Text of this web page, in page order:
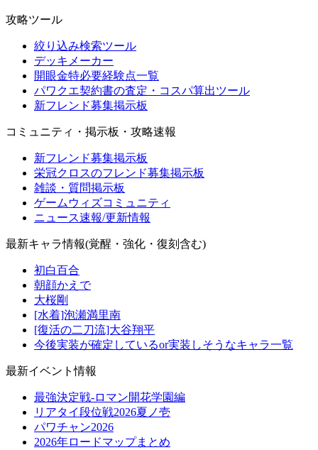
攻略ツール
絞り込み検索ツール
デッキメーカー
開眼金特必要経験点一覧
パワクエ契約書の査定・コスパ算出ツール
新フレンド募集掲示板
コミュニティ・掲示板・攻略速報
新フレンド募集掲示板
栄冠クロスのフレンド募集掲示板
雑談・質問掲示板
ゲームウィズコミュニティ
ニュース速報/更新情報
最新キャラ情報(覚醒・強化・復刻含む)
初白百合
朝顔かえで
大桜剛
[水着]泡瀬満里南
[復活の二刀流]大谷翔平
今後実装が確定しているor実装しそうなキャラ一覧
最新イベント情報
最強決定戦-ロマン開花学園編
リアタイ段位戦2026夏ノ壱
パワチャン2026
2026年ロードマップまとめ